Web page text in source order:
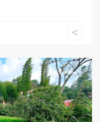
Ventas